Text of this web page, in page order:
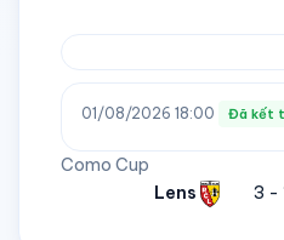
01/08/2026 18:00 Đã kết
Como Cup
Lens
3 -